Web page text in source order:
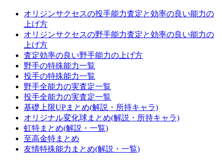
オリジンサクセスの投手能力査定と効率の良い能力の
上げ方
オリジンサクセスの野手能力査定と効率の良い能力の
上げ方
査定効率の良い野手能力の上げ方
野手の特殊能力一覧
投手の特殊能力一覧
野手全能力の実査定一覧
投手全能力の実査定一覧
基礎上限UPまとめ(解説・所持キャラ)
オリジナル変化球まとめ(解説・所持キャラ)
虹特まとめ(解説・一覧)
至高金特まとめ
友情特殊能力まとめ(解説・一覧)